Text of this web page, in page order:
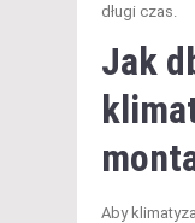
długi czas.
Jak
Aby